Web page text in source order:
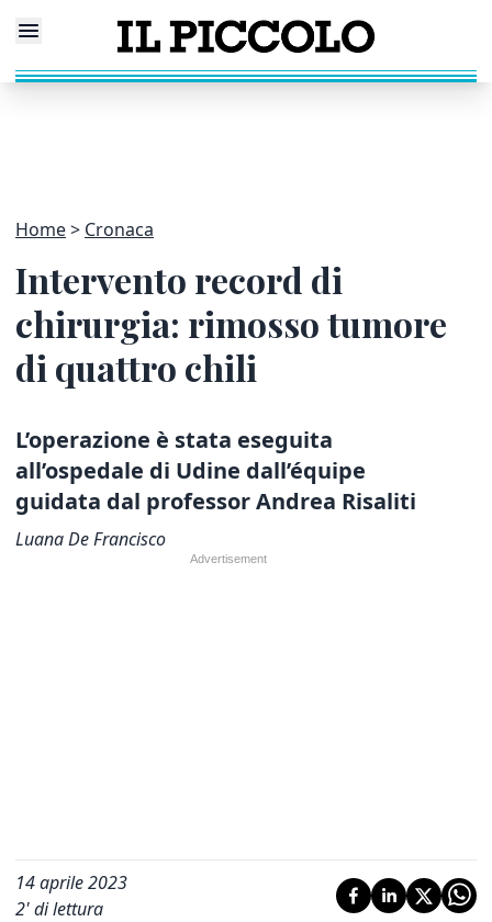
Home Cronaca
Intervento record di
chirurgia: rimosso tumore
di quattro chili
L’operazione è stata eseguita
all’ospedale di Udine dall’équipe
guidata dal professor Andrea Risaliti
Luana De Francisco
14 aprile 2023
2' di lettura